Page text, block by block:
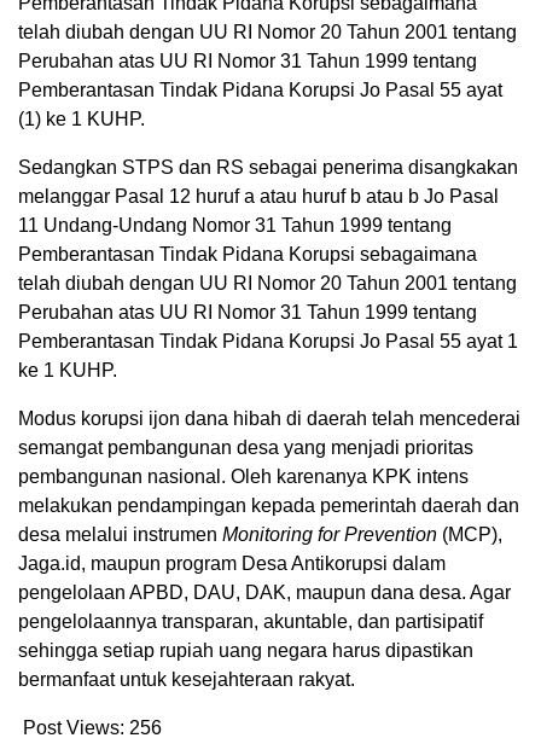
telah diubah dengan UU RI Nomor 20 Tahun 2001 tentang
Perubahan atas UU RI Nomor 31 Tahun 1999 tentang
Pemberantasan Tindak Pidana Korupsi Jo Pasal 55 ayat
(1) ke 1 KUHP.
Sedangkan STPS dan RS sebagai penerima disangkakan
melanggar Pasal 12 huruf a atau huruf b atau b Jo Pasal
11 Undang-Undang Nomor 31 Tahun 1999 tentang
Pemberantasan Tindak Pidana Korupsi sebagaimana
telah diubah dengan UU RI Nomor 20 Tahun 2001 tentang
Perubahan atas UU RI Nomor 31 Tahun 1999 tentang
Pemberantasan Tindak Pidana Korupsi Jo Pasal 55 ayat 1
ke 1 KUHP.
Modus korupsi ijon dana hibah di daerah telah mencederai
semangat pembangunan desa yang menjadi prioritas
pembangunan nasional. Oleh karenanya KPK intens
melakukan pendampingan kepada pemerintah daerah dan
desa melalui instrumen Monitoring for Prevention (MCP),
Jaga.id, maupun program Desa Antikorupsi dalam
pengelolaan APBD, DAU, DAK, maupun dana desa. Agar
pengelolaannya transparan, akuntable, dan partisipatif
sehingga setiap rupiah uang negara harus dipastikan
bermanfaat untuk kesejahteraan rakyat.
Post Views: 256